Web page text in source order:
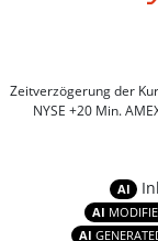
Zeitverzögerung der
NYSE +20 Min.
AI
AI
AI